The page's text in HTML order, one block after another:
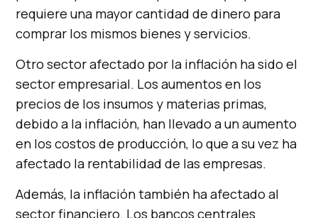
requiere una mayor cantidad de dinero para
comprar los mismos bienes y servicios.
Otro sector afectado por la inflación ha sido el
sector empresarial. Los aumentos en los
precios de los insumos y materias primas,
debido a la inflación, han llevado a un aumento
en los costos de producción, lo que a su vez ha
afectado la rentabilidad de las empresas.
Además, la inflación también ha afectado al
sector financiero. Los bancos centrales